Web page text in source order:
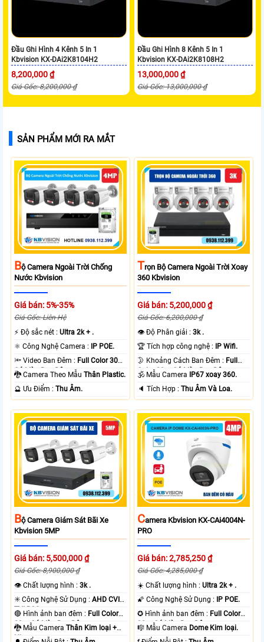
Đầu Ghi Hình 4 Kênh 5 In 1
Kbvision KX-DAi2K8104H2
8,200,000 ₫
Giá Gốc: 8,200,000 ₫
Đầu Ghi Hình 8 Kênh 5 In 1
Kbvision KX-DAi2K8108H2
13,000,000 ₫
Giá Gốc: 13,000,000 ₫
SẢN PHẨM MỚI RA MẮT
BỘ Camera Ngoài Trời Chống
Nước Kbvision
Giá bán: 5%-35%
Giá Gốc: Liên Hệ
️⚡ Độ sắc nét :Ultra 2k + .
⚛️ Công Nghệ Camera :
IP POE.
🔦 Video Ban Đêm : Full Color 30m
Có Màu Ban Ðêm.
🐉️ Camera Theo MẫuThân Plastic.
️🔮 Ưu Điểm :Thu Âm.
TRọn Bộ Camera Ngoài Trời Xoay
360 Kbvision
Giá bán: 5,200,000 ₫
Giá Gốc: 6,200,000 ₫
👁 Độ Phân giải :3k .
🏆 Tích hợp công nghệ :
IP Wifi.
🌛 Khoảng Cách Ban Đêm : Full
Color 30m Có Màu Ban Ðêm.
🕉️ Mẫu Camera
IP67 xoay 360.
️🔈 Tích Hợp :Thu Âm Và Loa.
BỘ Camera Giám Sát Bãi Xe
Kbvision 5MP
Giá bán: 5,500,000 ₫
Giá Gốc: 8,900,000 ₫
👁 Chất lượng hình :3k .
✳️ Công Nghệ Sử Dụng :AHD CVI
TVI BCS.
🔴 Hình ảnh ban đêm : Full Color
80m Có Màu Ban Ðêm.
🐉️ Mẫu CameraThân Kim loại +
Nhựa.
CAmera Kbvision KX-CAi4004N-
PRO
Giá bán: 2,785,250 ₫
Giá Gốc: 4,285,000 ₫
☀️ Chất lượng hình :Ultra 2k + .
🌠 Công Nghệ Sử Dụng :
IP POE.
✪ Hình ảnh ban đêm : Full Color
30m Có Màu Ban Ðêm.
🎼️ Mẫu Camera Dome Kim loại.